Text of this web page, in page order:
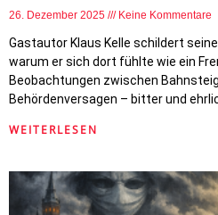
26. Dezember 2025 Keine Kommentare
Gastautor Klaus Kelle schildert
warum er sich dort fühlte wie ein
Beobachtungen zwischen
Behördenversagen – bitter und
WEITERLESEN